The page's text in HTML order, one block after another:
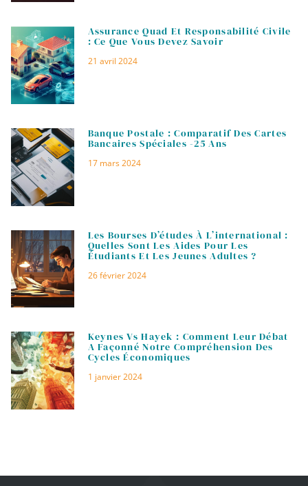
Assurance Quad Et Responsabilité Civile
: Ce Que Vous Devez Savoir
21 avril 2024
Banque Postale : Comparatif Des Cartes
Bancaires Spéciales -25 Ans
17 mars 2024
Les Bourses D’études À L’international :
Quelles Sont Les Aides Pour Les
Étudiants Et Les Jeunes Adultes ?
26 février 2024
Keynes Vs Hayek : Comment Leur Débat
A Façonné Notre Compréhension Des
Cycles Économiques
1 janvier 2024